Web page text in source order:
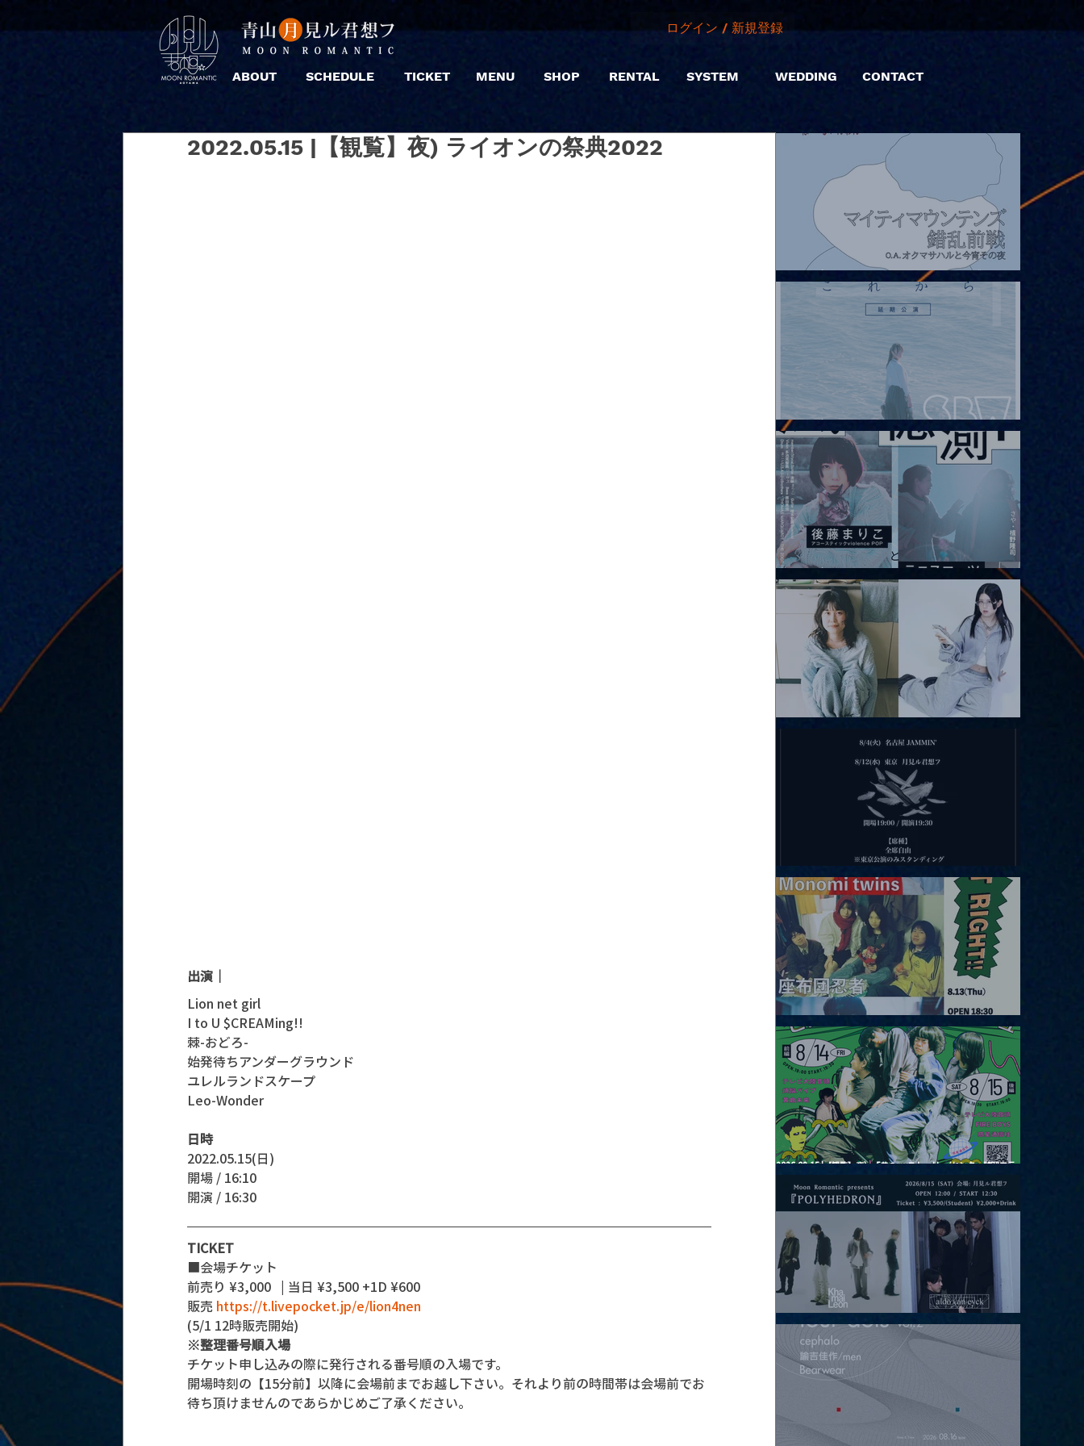
ABOUT SCHEDULE TICKET MENU SHOP
ログイン / 新規登録
RENTAL SYSTEM WEDDING CONTACT
2022.05.15 |【観覧】夜) ライオンの祭典2022
出演｜
Lion net girl
I to U $CREAMing!!
棘-おどろ-
始発待ちアンダーグラウンド
ユレルランドスケープ
Leo-Wonder
日時
2022.05.15(日)
開場 / 16:10
開演 / 16:30
TICKET
■会場チケット
前売り ¥3,000   | 当日 ¥3,500 +1D ¥600
販売 https://t.livepocket.jp/e/lion4nen
(5/1 12時販売開始)
※整理番号順入場
チケット申し込みの際に発行される番号順の入場です。
開場時刻の【15分前】以降に会場前までお越し下さい。それより前の時間帯は会場前でお
待ち頂けませんのであらかじめご了承ください。
2026.08.07 |【観覧】マイティマウンテンズpresents. “HALL-IN-
2026.08.08 |【観覧】Oaiko pre.「これから」延期公演 Blurred
City Lights × 17歳とベルリンの壁
2026.08.10 |【観覧】「巷のmyストーリー/風の憶測1～後藤まりこ
アコースティックviolence POPとテニスコーツ」
2026.08.12 |【観覧】田澤孝介 ソロワンマン 「Ballad Box 2026」
2026.08.13 |【観覧】JUST RIGHT!! vol.26
2026.08.15 |【観覧】夜）『巷のmyストーリー/センター"訳"フラ
ッシュ⚡️後編』
2026.08.15 |【観覧】昼）月見ルpre.『POLYHEDRON』